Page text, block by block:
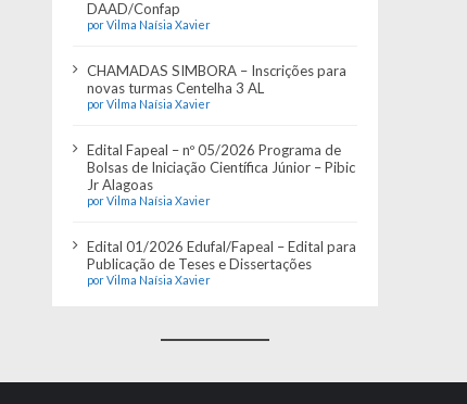
DAAD/Confap
por Vilma Naísia Xavier
CHAMADAS SIMBORA – Inscrições para
novas turmas Centelha 3 AL
por Vilma Naísia Xavier
Edital Fapeal – nº 05/2026 Programa de
Bolsas de Iniciação Científica Júnior – Pibic
Jr Alagoas
por Vilma Naísia Xavier
Edital 01/2026 Edufal/Fapeal – Edital para
Publicação de Teses e Dissertações
por Vilma Naísia Xavier